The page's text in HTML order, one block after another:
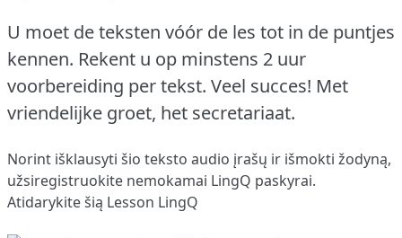
U moet de teksten vóór de les tot in de puntjes
kennen. Rekent u op minstens 2 uur
voorbereiding per tekst. Veel succes! Met
vriendelijke groet, het secretariaat.
Norint išklausyti šio teksto audio įrašų ir išmokti žodyną,
užsiregistruokite nemokamai LingQ paskyrai.
Atidarykite šią Lesson LingQ